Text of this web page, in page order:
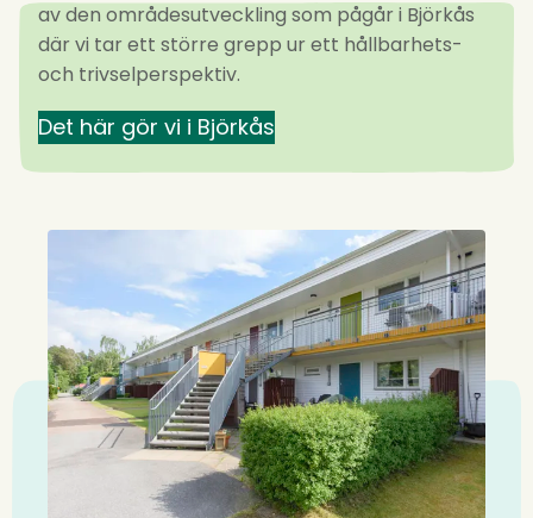
av den områdesutveckling som pågår i Björkås
där vi tar ett större grepp ur ett hållbarhets-
och trivselperspektiv.
Det här gör vi i Björkås